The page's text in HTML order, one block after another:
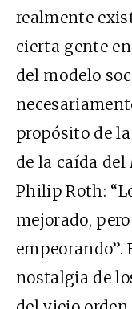
realmente
cierta gente
del modelo
propósito de
de la caída
Philip Roth:
mejorado,
empeorando”.
nostalgia de